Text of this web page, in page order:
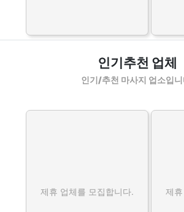
인기추천 업체
인기/추천 마사지 업소입
제휴 업체를 모집합니다. 제